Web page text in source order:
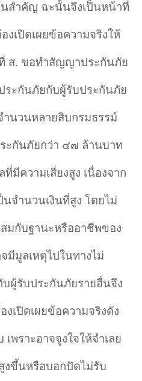
นสำคัญ ฉะนั้นจึงเป็นหน้าที่
งเปิดเผยข้อความจริงให้
ส. ขอทำสัญญาประกันภัย
ระกันภัยกับผู้รับประกันภัย
นวนหลายสิบกรมธรรม์
ระกันภัยกว่า ๔๗ ล้านบาท
มีความเสี่ยงสูง เนื่องจาก
นจำนวนเงินที่สูง โดยไม่
มกับฐานะหรืออาชีพของ
มีมูลเหตุไปในทางไม่
บผู้รับประกันภัยรายอื่นจึง
เปิดเผยข้อความจริงดัง
พราะอาจจูงใจให้จำเลย
งขึ้นหรือบอกปัดไม่รับ